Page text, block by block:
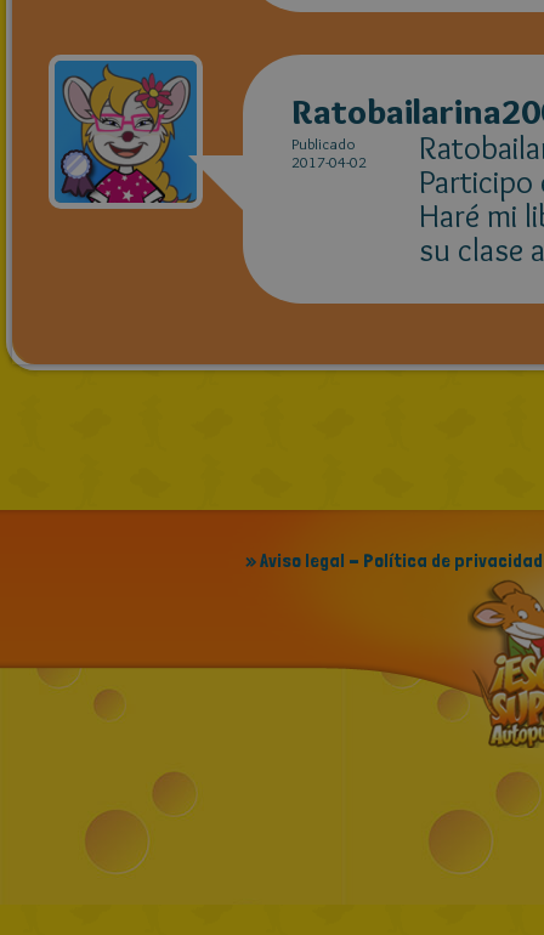
Publicado
2017-04-02
Participo
Haré mi
su clase
» Aviso legal - Política de privacidad